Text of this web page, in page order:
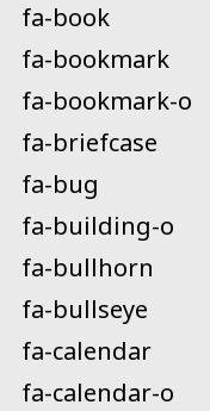
fa-book
fa-bookmark
fa-bookmark-o
fa-briefcase
fa-bug
fa-building-o
fa-bullhorn
fa-bullseye
fa-calendar
fa-calendar-o